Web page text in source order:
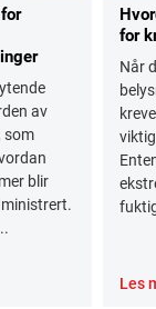
av
som
blir
for
Når
Les